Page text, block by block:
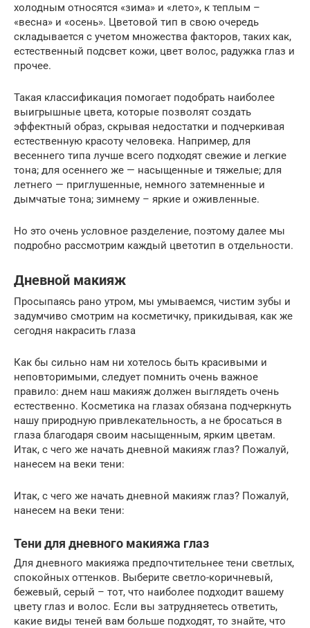
холодным относятся «зима» и «лето», к теплым –
«весна» и «осень». Цветовой тип в свою очередь
складывается с учетом множества факторов, таких как,
естественный подсвет кожи, цвет волос, радужка глаз и
прочее.
Такая классификация помогает подобрать наиболее
выигрышные цвета, которые позволят создать
эффектный образ, скрывая недостатки и подчеркивая
естественную красоту человека. Например, для
весеннего типа лучше всего подходят свежие и легкие
тона; для осеннего же — насыщенные и тяжелые; для
летнего — приглушенные, немного затемненные и
дымчатые тона; зимнему – яркие и оживленные.
Но это очень условное разделение, поэтому далее мы
подробно рассмотрим каждый цветотип в отдельности.
Дневной макияж
Просыпаясь рано утром, мы умываемся, чистим зубы и
задумчиво смотрим на косметичку, прикидывая, как же
сегодня накрасить глаза
Как бы сильно нам ни хотелось быть красивыми и
неповторимыми, следует помнить очень важное
правило: днем наш макияж должен выглядеть очень
естественно. Косметика на глазах обязана подчеркнуть
нашу природную привлекательность, а не бросаться в
глаза благодаря своим насыщенным, ярким цветам.
Итак, с чего же начать дневной макияж глаз? Пожалуй,
нанесем на веки тени:
Итак, с чего же начать дневной макияж глаз? Пожалуй,
нанесем на веки тени:
Тени для дневного макияжа глаз
Для дневного макияжа предпочтительнее тени светлых,
спокойных оттенков. Выберите светло-коричневый,
бежевый, серый – тот, что наиболее подходит вашему
цвету глаз и волос. Если вы затрудняетесь ответить,
какие виды теней вам больше подходят, то знайте, что